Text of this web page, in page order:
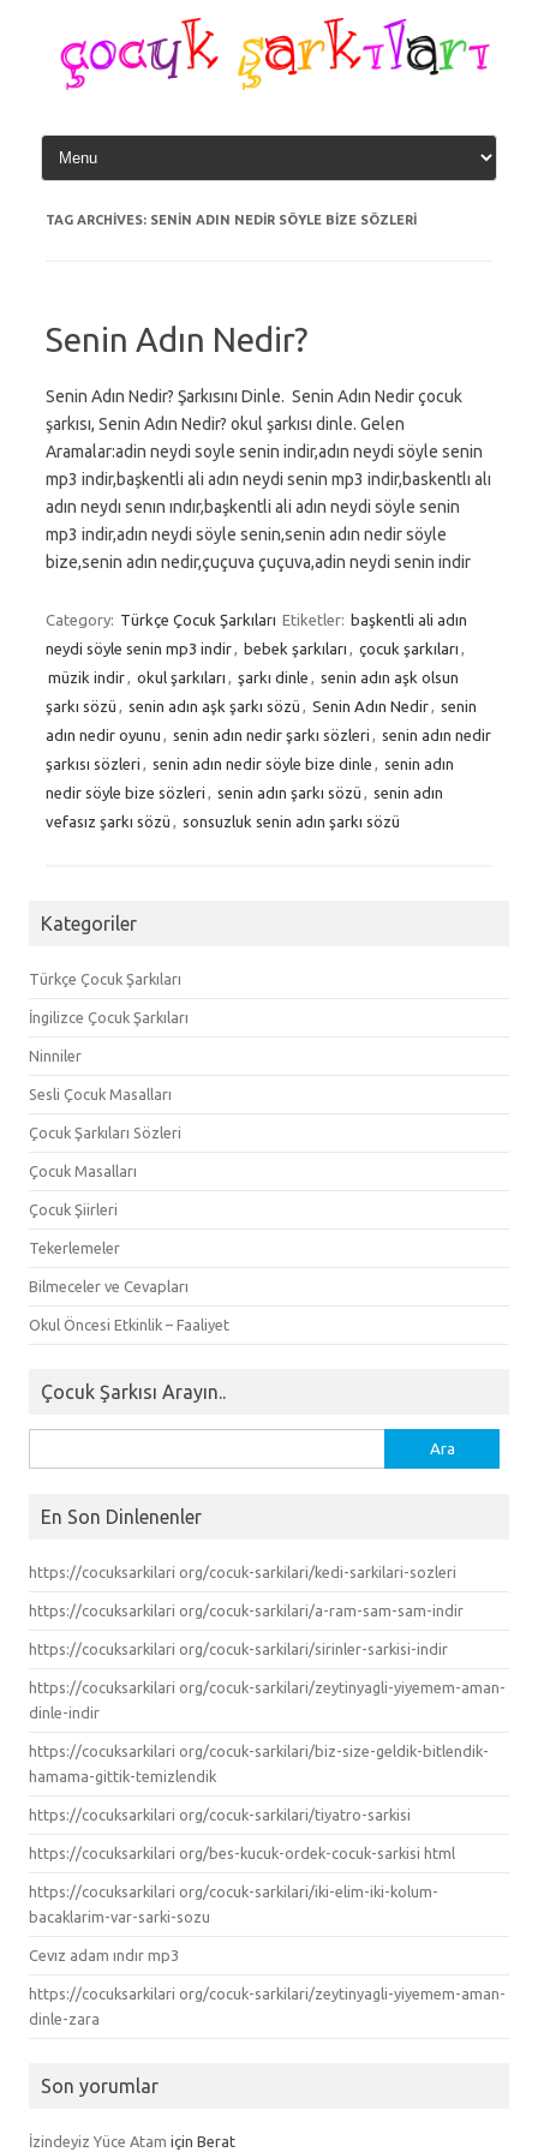
content
TAG ARCHIVES: SENIN ADIN NEDIR SÖYLE BIZE SÖZLERI
Senin Adın Nedir?
Senin Adın Nedir? Şarkısını Dinle. Senin Adın Nedir çocuk
şarkısı, Senin Adın Nedir? okul şarkısı dinle. Gelen
Aramalar:adin neydi soyle senin indir,adın neydi söyle senin
mp3 indir,başkentli ali adın neydi senin mp3 indir,baskentlı alı
adın neydı senın ındır,başkentli ali adın neydi söyle senin
mp3 indir,adın neydi söyle senin,senin adın nedir söyle
bize,senin adın nedir,çuçuva çuçuva,adin neydi senin indir
Category: Türkçe Çocuk Şarkıları Etiketler: başkentli ali adın
neydi söyle senin mp3 indir
bebek şarkıları çocuk şarkıları
müzik indir
okul şarkıları şarkı dinle
senin adın aşk olsun
şarkı sözü
senin adın aşk şarkı sözü Senin Adın Nedir
senin
adın nedir oyunu
senin adın nedir şarkı sözleri
senin adın nedir
şarkısı sözleri
senin adın nedir söyle bize dinle
senin adın
nedir söyle bize sözleri
senin adın şarkı sözü
senin adın
vefasız şarkı sözü
sonsuzluk senin adın şarkı sözü
Kategoriler
Türkçe Çocuk Şarkıları
İngilizce Çocuk Şarkıları
Ninniler
Sesli Çocuk Masalları
Çocuk Şarkıları Sözleri
Çocuk Masalları
Çocuk Şiirleri
Tekerlemeler
Bilmeceler ve Cevapları
Okul Öncesi Etkinlik – Faaliyet
Çocuk Şarkısı Arayın..
En Son Dinlenenler
https://cocuksarkilari org/cocuk-sarkilari/kedi-sarkilari-sozleri
https://cocuksarkilari org/cocuk-sarkilari/a-ram-sam-sam-indir
https://cocuksarkilari org/cocuk-sarkilari/sirinler-sarkisi-indir
https://cocuksarkilari org/cocuk-sarkilari/zeytinyagli-yiyemem-aman-
dinle-indir
https://cocuksarkilari org/cocuk-sarkilari/biz-size-geldik-bitlendik-
hamama-gittik-temizlendik
https://cocuksarkilari org/cocuk-sarkilari/tiyatro-sarkisi
https://cocuksarkilari org/bes-kucuk-ordek-cocuk-sarkisi html
https://cocuksarkilari org/cocuk-sarkilari/iki-elim-iki-kolum-
bacaklarim-var-sarki-sozu
Cevız adam ındır mp3
https://cocuksarkilari org/cocuk-sarkilari/zeytinyagli-yiyemem-aman-
dinle-zara
Son yorumlar
İzindeyiz Yüce Atam için Berat